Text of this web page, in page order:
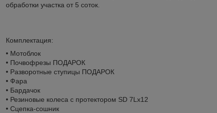
обработки участка от 5 соток.
Комплектация:
• Мотоблок
• Почвофрезы ПОДАРОК
• Разворотные ступицы ПОДАРОК
• Фара
• Бардачок
• Резиновые колеса с протектором SD 7Lx12
• Сцепка-сошник